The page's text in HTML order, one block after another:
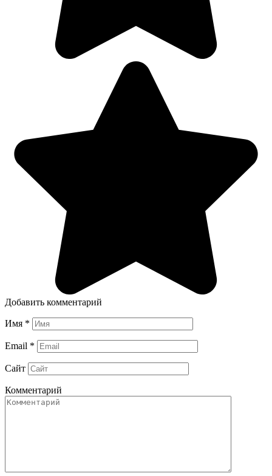
Добавить комментарий
Имя *
Email *
Сайт
Комментарий